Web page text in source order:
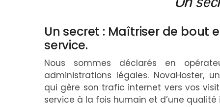
Un secret : Maîtriser de bout
service.
Nous sommes déclarés en
administrations légales. NovaHoster,
qui gère son trafic internet vers vos
service à la fois humain et d’une qualité